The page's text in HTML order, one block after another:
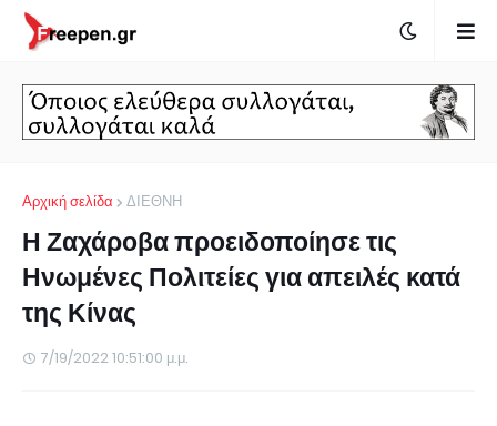
Αρχική σελίδα ΔΙΕΘΝΗ
Η Ζαχάροβα προειδοποίησε τις
Ηνωμένες Πολιτείες για απειλές κατά
της Κίνας
7/19/2022 10:51:00 μ.μ.